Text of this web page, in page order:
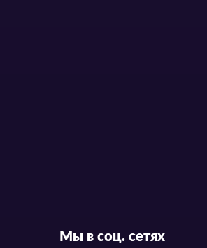
Мы в соц. сетях